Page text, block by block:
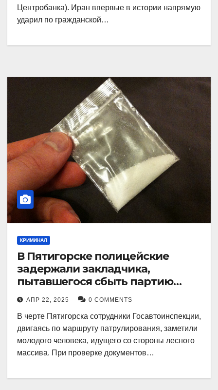
Центробанка). Иран впервые в истории напрямую
ударил по гражданской…
КРИМИНАЛ
В Пятигорске полицейские
задержали закладчика,
пытавшегося сбыть партию
синтетического наркотика
АПР 22, 2025 0 COMMENTS
В черте Пятигорска сотрудники Госавтоинспекции,
двигаясь по маршруту патрулирования, заметили
молодого человека, идущего со стороны лесного
массива. При проверке документов…